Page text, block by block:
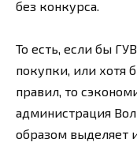
без конкурса.
То есть, если бы
покупки, или хотя
правил, то
администрация
образом выделяет